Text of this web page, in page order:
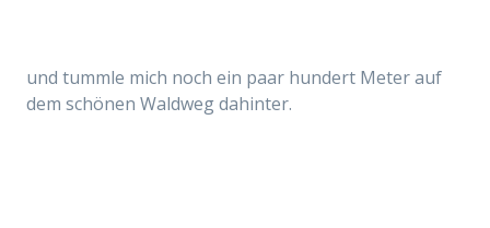
und tummle mich noch ein paar hundert Meter auf
dem schönen Waldweg dahinter.